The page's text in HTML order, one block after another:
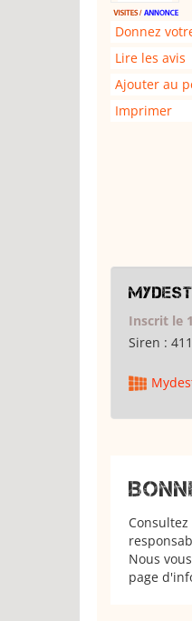
Donnez
Lire les avis
Ajouter au
Imprimer
Inscrit le
Siren :
Nous
page